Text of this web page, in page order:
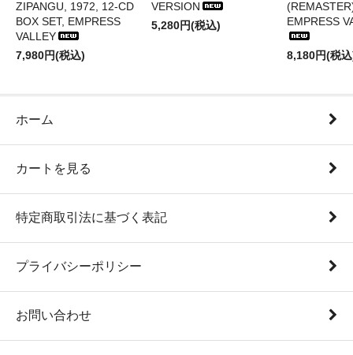
ZIPANGU, 1972, 12-CD
BOX SET, EMPRESS
VALLEY
7,980円(税込)
VERSION
5,280円(税込)
EMPRESS
8,180円(税
ホーム
カートを見る
特定商取引法に基づく表記
プライバシーポリシー
お問い合わせ